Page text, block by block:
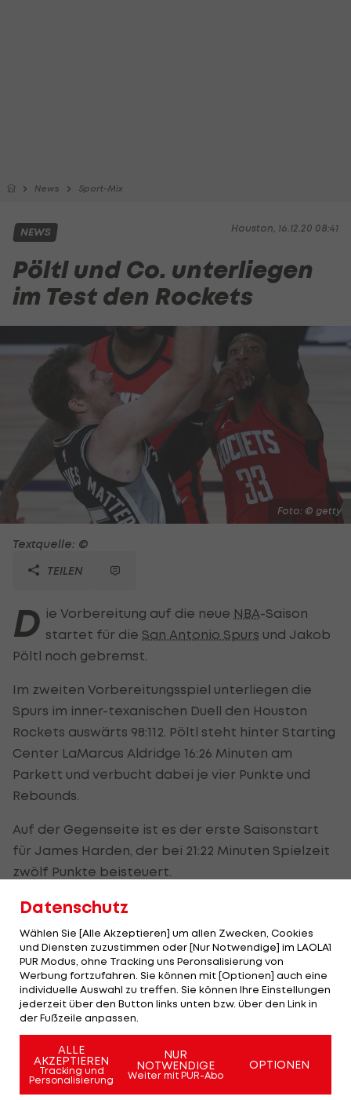
News Sport-Mix
Houston, 16.12.20 08:41
NEWS
Pöltl und Co. unterliegen
im Test den Rockets
Foto: © getty
Textquelle: ©
TEILEN
D ie Vorbereitung auf die neue NBA-Saison
startet für die San Antonio Spurs und Jakob
Pöltl noch gebremst.
Im zweiten Vorbereitungsspiel unterliegen die
Spurs im inner-texanischen Duell den Houston
Rockets auswärts 98:112. Pöltl steht hinter Starting
Center LaMarcus Aldridge 16:26 Minuten am
Parkett und verbucht dabei je vier Punkte und
Rebounds.
Auf der Gegenseite ist es der erste Saisonstart
für James Harden, der bei 21:22 Minuten Spielzeit
zwölf Punkte beisteuert.
In der Nacht auf Freitag geht es für San Antonio
noch einmal gegen Houston ran, ehe die neue
Saison wirklich beginnt.
Aggressivere
Rolle für Pöltl
Datenschutz
Wählen Sie [Alle Akzeptieren] um allen Zwecken, Cookies
und Diensten zuzustimmen oder [Nur Notwendige] im LAOLA1
PUR Modus, ohne Tracking uns Peronsalisierung von
Werbung fortzufahren. Sie können mit [Optionen] auch eine
individuelle Auswahl zu treffen. Sie können Ihre Einstellungen
jederzeit über den Button links unten bzw. über den Link in
der Fußzeile anpassen.
ALLE
AKZEPTIEREN
Tracking und
Personalisierung
NUR
NOTWENDIGE
Weiter mit PUR-Abo
OPTIONEN